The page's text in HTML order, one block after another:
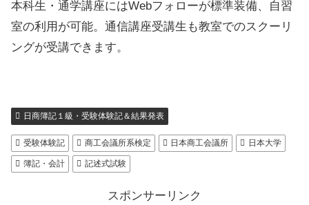
本科生・通学講座にはWebフォローが標準装備、自習
室の利用が可能。通信講座受講生も教室でのスクーリ
ングが受講できます。
日商簿記１級・受験体験記＆結果発表
受験体験記 商工会議所系検定 日本商工会議所 日本大学
簿記・会計 記述式試験
スポンサーリンク